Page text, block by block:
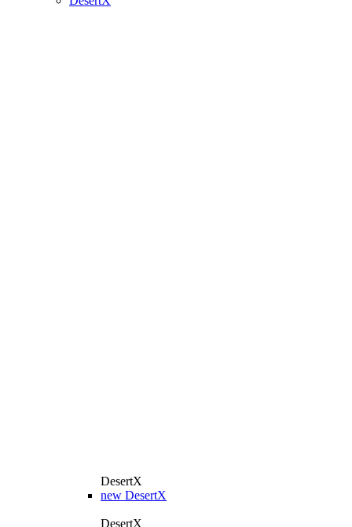
DesertX
new DesertX
DesertX